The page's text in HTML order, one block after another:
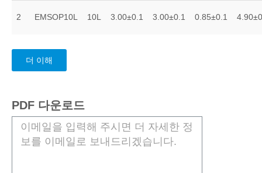
2 EMSOP10L 10L 3.00±0.1 3.00±0.1 0.85±0.1
더 이해
PDF 다운로드